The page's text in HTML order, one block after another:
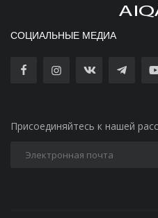
СОЦИАЛЬНЫЕ МЕДИА
Присоединяйтесь к нашей